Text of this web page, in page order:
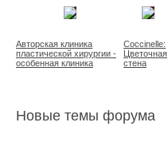
Авторская клиника
пластической хирургии -
особенная клиника
Coccinelle:
Цветочная
стена
Новые темы форума